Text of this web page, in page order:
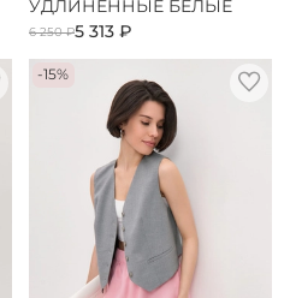
УДЛИНЕННЫЕ БЕЛЫЕ
6 250 ₽5 313 ₽
-15%